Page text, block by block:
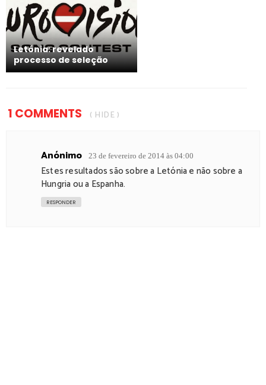
Letónia: revelado
processo de seleção
1 COMMENTS ( HIDE )
Anónimo 23 de fevereiro de 2014 às 04:00
Estes resultados são sobre a Letónia e não sobre a
Hungria ou a Espanha.
RESPONDER